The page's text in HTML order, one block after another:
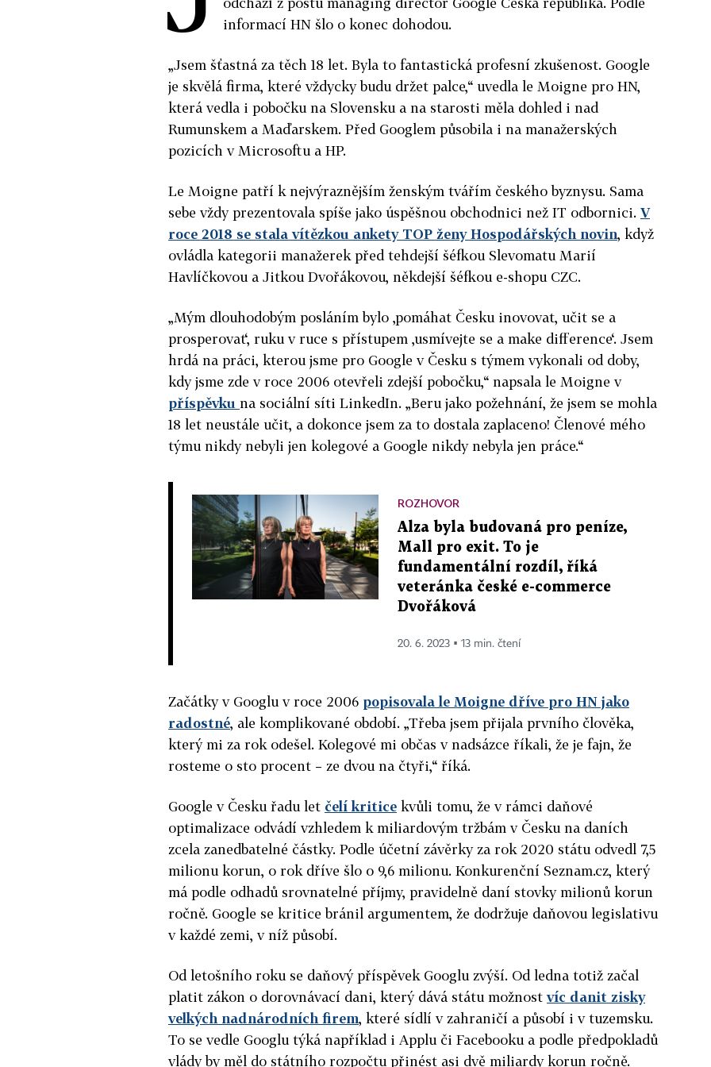
informací HN šlo o konec dohodou.
„Jsem šťastná za těch 18 let. Byla to fantastická profesní zkušenost. Google
je skvělá firma, které vždycky budu držet palce,“ uvedla le Moigne pro HN,
která vedla i pobočku na Slovensku a na starosti měla dohled i nad
Rumunskem a Maďarskem. Před Googlem působila i na manažerských
pozicích v Microsoftu a HP.
Le Moigne patří k nejvýraznějším ženským tvářím českého byznysu. Sama
sebe vždy prezentovala spíše jako úspěšnou obchodnici než IT odbornici. V
roce 2018 se stala vítězkou ankety TOP ženy Hospodářských novin, když
ovládla kategorii manažerek před tehdejší šéfkou Slevomatu Marií
Havlíčkovou a Jitkou Dvořákovou, někdejší šéfkou e-shopu CZC.
„Mým dlouhodobým posláním bylo ‚pomáhat Česku inovovat, učit se a
prosperovat‘, ruku v ruce s přístupem ‚usmívejte se a make difference‘. Jsem
hrdá na práci, kterou jsme pro Google v Česku s týmem vykonali od doby,
kdy jsme zde v roce 2006 otevřeli zdejší pobočku,“ napsala le Moigne v
příspěvku na sociální síti LinkedIn. „Beru jako požehnání, že jsem se mohla
18 let neustále učit, a dokonce jsem za to dostala zaplaceno! Členové mého
týmu nikdy nebyli jen kolegové a Google nikdy nebyla jen práce.“
ROZHOVOR
Alza byla budovaná pro peníze,
Mall pro exit. To je
fundamentální rozdíl, říká
veteránka české e-commerce
Dvořáková
20. 6. 2023 ▪ 13 min. čtení
Začátky v Googlu v roce 2006 popisovala le Moigne dříve pro HN jako
radostné, ale komplikované období. „Třeba jsem přijala prvního člověka,
který mi za rok odešel. Kolegové mi občas v nadsázce říkali, že je fajn, že
rosteme o sto procent – ze dvou na čtyři,“ říká.
Google v Česku řadu let čelí kritice kvůli tomu, že v rámci daňové
optimalizace odvádí vzhledem k miliardovým tržbám v Česku na daních
zcela zanedbatelné částky. Podle účetní závěrky za rok 2020 státu odvedl 7,5
milionu korun, o rok dříve šlo o 9,6 milionu. Konkurenční Seznam.cz, který
má podle odhadů srovnatelné příjmy, pravidelně daní stovky milionů korun
ročně. Google se kritice bránil argumentem, že dodržuje daňovou legislativu
v každé zemi, v níž působí.
Od letošního roku se daňový příspěvek Googlu zvýší. Od ledna totiž začal
platit zákon o dorovnávací dani, který dává státu možnostvíc danit zisky
velkých nadnárodních firem, které sídlí v zahraničí a působí i v tuzemsku.
To se vedle Googlu týká například i Applu či Facebooku a podle předpokladů
vlády by měl do státního rozpočtu přinést asi dvě miliardy korun ročně.